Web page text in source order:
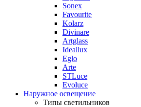
Sonex
Favourite
Kolarz
Divinare
Artglass
Ideallux
Eglo
Arte
STLuce
Evoluce
Наружное освещение
Типы светильников